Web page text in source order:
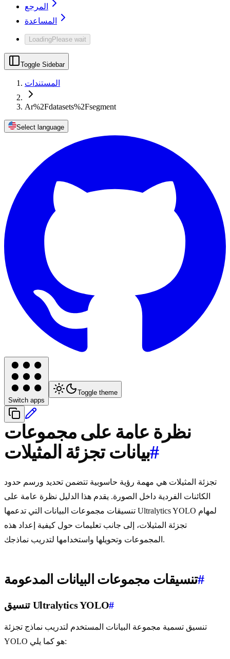
المرجع
المساعدة
LoadingPlease wait
Toggle Sidebar
المستندات
Ar%2Fdatasets%2Fsegment
Select language
Switch apps
Toggle theme
نظرة عامة على مجموعات
بيانات تجزئة المثيلات#
تجزئة المثيلات هي مهمة رؤية حاسوبية تتضمن تحديد ورسم حدود
الكائنات الفردية داخل الصورة. يقدم هذا الدليل نظرة عامة على
تنسيقات مجموعات البيانات التي تدعمها Ultralytics YOLO لمهام
تجزئة المثيلات، إلى جانب تعليمات حول كيفية إعداد هذه
المجموعات وتحويلها واستخدامها لتدريب نماذجك.
تنسيقات مجموعات البيانات المدعومة#
تنسيق Ultralytics YOLO#
تنسيق تسمية مجموعة البيانات المستخدم لتدريب نماذج تجزئة
YOLO هو كما يلي: